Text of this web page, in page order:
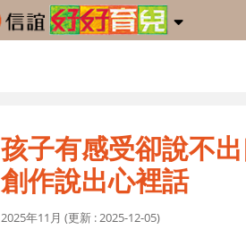
孩子有感受卻說不
創作說出心裡話
2025年11月 (更新 : 2025-12-05)